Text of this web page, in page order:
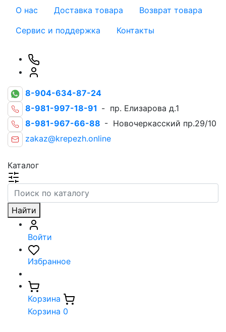
О нас Доставка товара
Возврат товара
Сервис и поддержка
Контакты
8-904-634-87-24
8-981-997-18-91 - пр. Елизарова д.1
8-981-967-66-88 - Новочеркасский пр.29/10
zakaz@krepezh.online
Каталог
Найти
Войти
Избранное
Корзина
Корзина 0